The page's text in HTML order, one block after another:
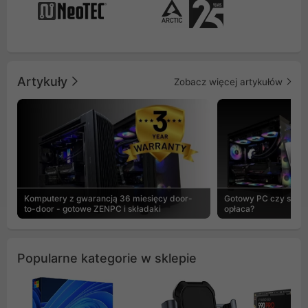
Artykuły Zobacz więcej artykułów
Komputery z gwarancją 36 miesięcy door-
to-door - gotowe ZENPC i składaki
Gotowy PC czy
opłaca?
Popularne kategorie w sklepie